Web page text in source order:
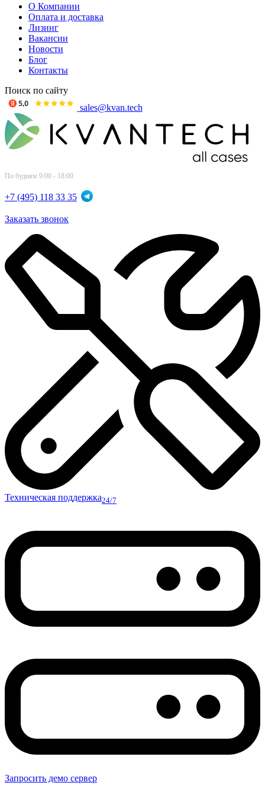
О Компании
Оплата и доставка
Лизинг
Вакансии
Новости
Блог
Контакты
Поиск по сайту
sales@kvan.tech
По будням 9:00 - 18:00
+7 (495) 118 33 35
Заказать звонок
Техническая поддержка24/7
Запросить демо сервер